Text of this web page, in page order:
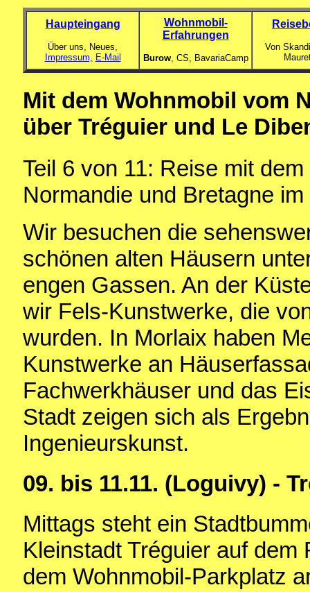
Haupteingang
Über uns, Neues,
Impressum, E-Mail
Wohnmobil-
Erfahrungen
Burow, CS, BavariaCamp
Von
Mit dem Wohnmobil vom
über Tréguier und Le
Teil 6 von 11: Reise mit
Normandie und Bretagne
Wir besuchen die
schönen alten Häusern
engen Gassen. An der
wir Fels-Kunstwerke, die
wurden. In Morlaix haben
Kunstwerke an
Fachwerkhäuser und das
Stadt zeigen sich als
Ingenieurskunst.
09. bis 11.11. (Loguivy) -
Mittags steht ein
Kleinstadt Tréguier auf
dem Wohnmobil-Parkplatz